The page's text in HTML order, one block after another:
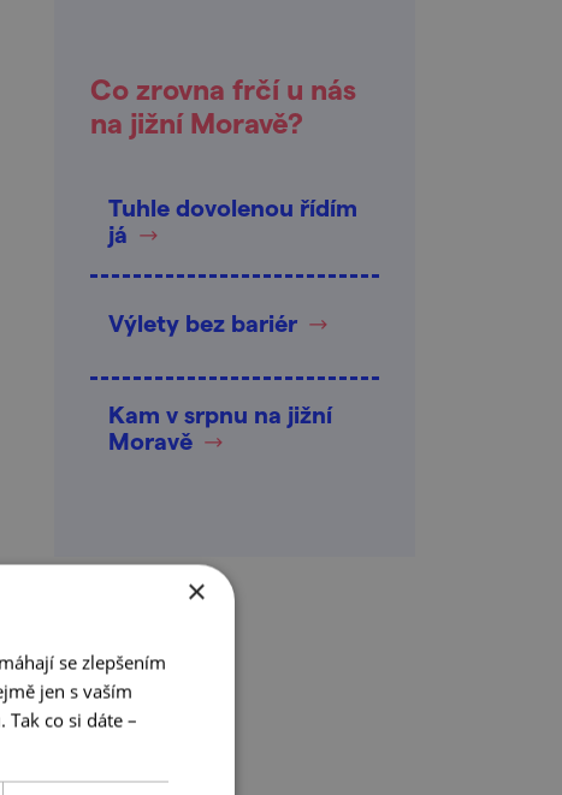
Co zrovna frčí u nás
na jižní Moravě?
Tuhle dovolenou řídím
já
Výlety bez bariér
Kam v srpnu na jižní
Moravě
×
se zlepšením
jen s vaším
co si dáte –